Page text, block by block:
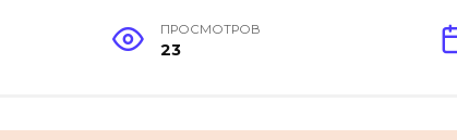
ПРОСМОТРОВ
23